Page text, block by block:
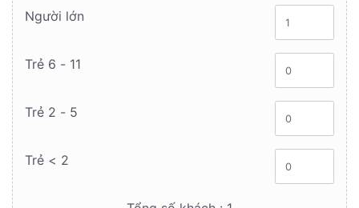
Người lớn
Trẻ 6 - 11
Trẻ 2 - 5
Trẻ < 2